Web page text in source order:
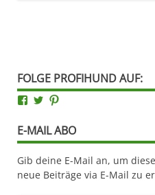
FOLGE PROFIHUND AUF:
Facebook
Twitter
E-MAIL ABO
Gib deine E-Mail an, um
neue Beiträge via E-Mail zu